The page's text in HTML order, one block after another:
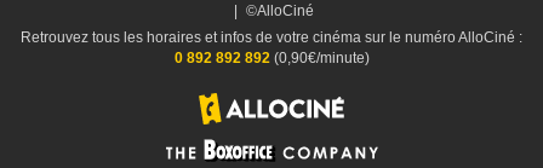
©AlloCiné
Retrouvez tous les horaires et infos de votre cinéma sur le numéro AlloCiné :
0 892 892 892(0,90€/minute)